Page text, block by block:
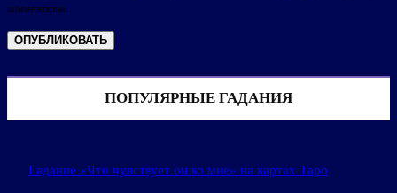
комментария.
ПОПУЛЯРНЫЕ ГАДАНИЯ
Гадание «Что чувствует он ко мне» на картах Таро